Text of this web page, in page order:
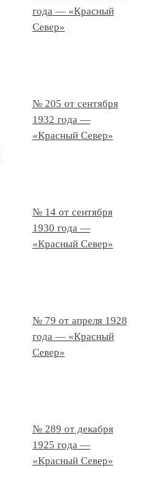
года — «Красный
Север»
№ 205 от сентября
1932 года —
«Красный Север»
№ 14 от сентября
1930 года —
«Красный Север»
№ 79 от апреля 1928
года — «Красный
Север»
№ 289 от декабря
1925 года —
«Красный Север»